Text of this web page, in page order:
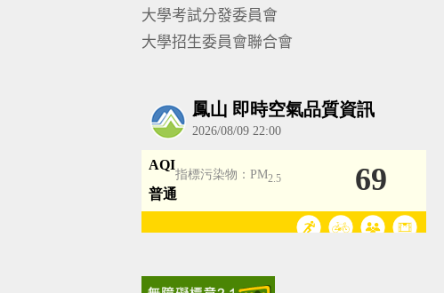
大學考試分發委員會
大學招生委員會聯合會